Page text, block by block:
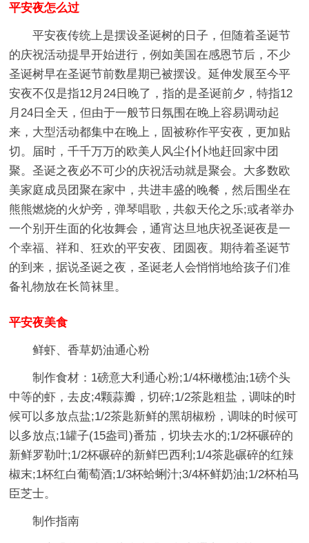
平安夜怎么过
平安夜传统上是摆设圣诞树的日子，但随着圣诞节
的庆祝活动提早开始进行，例如美国在感恩节后，不少
圣诞树早在圣诞节前数星期已被摆设。延伸发展至今平
安夜不仅是指12月24日晚了，指的是圣诞前夕，特指12
月24日全天，但由于一般节日氛围在晚上容易调动起
来，大型活动都集中在晚上，固被称作平安夜，更加贴
切。届时，千千万万的欧美人风尘仆仆地赶回家中团
聚。圣诞之夜必不可少的庆祝活动就是聚会。大多数欧
美家庭成员团聚在家中，共进丰盛的晚餐，然后围坐在
熊熊燃烧的火炉旁，弹琴唱歌，共叙天伦之乐;或者举办
一个别开生面的化妆舞会，通宵达旦地庆祝圣诞夜是一
个幸福、祥和、狂欢的平安夜、团圆夜。期待着圣诞节
的到来，据说圣诞之夜，圣诞老人会悄悄地给孩子们准
备礼物放在长筒袜里。
平安夜美食
鲜虾、香草奶油通心粉
制作食材：1磅意大利通心粉;1/4杯橄榄油;1磅个头
中等的虾，去皮;4颗蒜瓣，切碎;1/2茶匙粗盐，调味的时
候可以多放点盐;1/2茶匙新鲜的黑胡椒粉，调味的时候可
以多放点;1罐子(15盎司)番茄，切块去水的;1/2杯碾碎的
新鲜罗勒叶;1/2杯碾碎的新鲜巴西利;1/4茶匙碾碎的红辣
椒末;1杯红白葡萄酒;1/3杯蛤蜊汁;3/4杯鲜奶油;1/2杯柏马
臣芝士。
制作指南